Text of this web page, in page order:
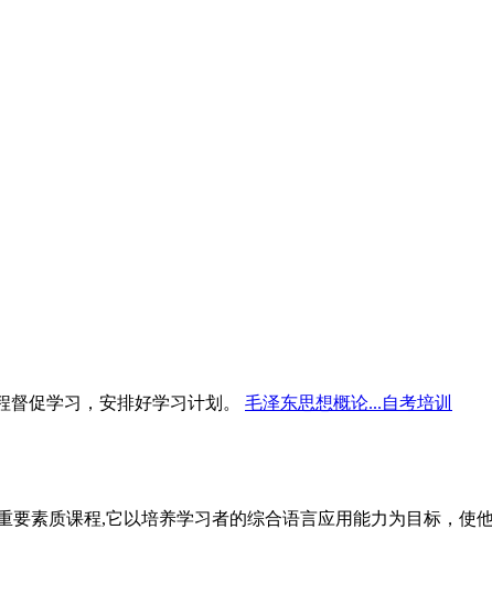
促学习，安排好学习计划。 毛泽东思想概论...自考培训
素质课程,它以培养学习者的综合语言应用能力为目标，使